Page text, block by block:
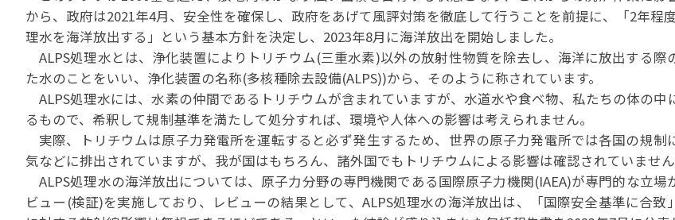
から、政府は2021年4月、安全性を確保し、政府をあげて風評対策を徹底して行うことを前提に、「2年程
理水を海洋放出する」という基本方針を決定し、2023年8月に海洋放出を開始しました。
ALPS処理水とは、浄化装置によりトリチウム(三重水素)以外の放射性物質を除去し、海洋に放出する際
た水のことをいい、浄化装置の名称(多核種除去設備(ALPS))から、そのように称されています。
ALPS処理水には、水素の仲間であるトリチウムが含まれていますが、水道水や食べ物、私たちの体の中
るもので、希釈して規制基準を満たして処分すれば、環境や人体への影響は考えられません。
実際、トリチウムは原子力発電所を運転すると必ず発生するため、世界の原子力発電所では各国の規制
気などに排出されていますが、我が国はもちろん、諸外国でもトリチウムによる影響は確認されていません
ALPS処理水の海洋放出については、原子力分野の専門機関である国際原子力機関(IAEA)が専門的な立場
ビュー(検証)を実施しており、レビューの結果として、ALPS処理水の海洋放出は、「国際安全基準に合致